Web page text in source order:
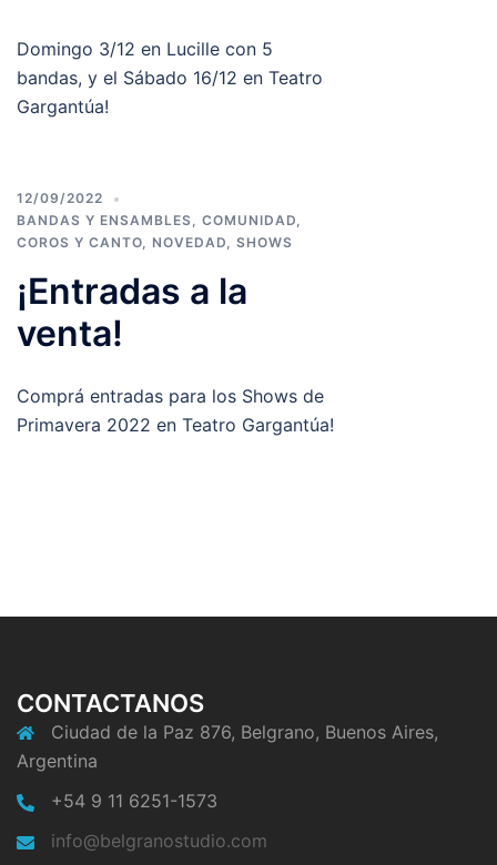
Domingo 3/12 en Lucille con 5
bandas, y el Sábado 16/12 en Teatro
Gargantúa!
12/09/2022
BANDAS Y ENSAMBLES, COMUNIDAD,
COROS Y CANTO, NOVEDAD, SHOWS
¡Entradas a la
venta!
Comprá entradas para los Shows de
Primavera 2022 en Teatro Gargantúa!
CONTACTANOS
Ciudad de la Paz 876, Belgrano, Buenos Aires,
Argentina
+54 9 11 6251-1573
info@belgranostudio.com